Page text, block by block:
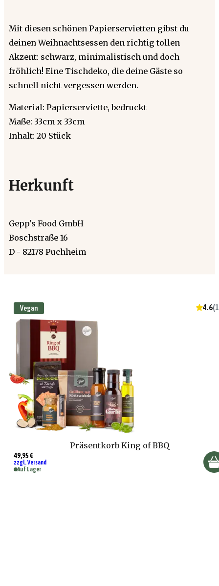
Mit diesen schönen Papierservietten gibst du
deinen Weihnachtsessen den richtig tollen
Akzent: schwarz, minimalistisch und doch
fröhlich! Eine Tischdeko, die deine Gäste so
schnell nicht vergessen werden.
Material: Papierserviette, bedruckt
Maße: 33cm x 33cm
Inhalt: 20 Stück
Herkunft
Gepp's Food GmbH
Boschstraße 16
D - 82178 Puchheim
Vegan 4.6(
Präsentkorb King of BBQ
49,95 €
zzgl. Versand
Auf Lager